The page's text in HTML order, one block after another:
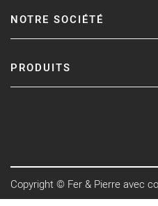
NOTRE SOCIÉTÉ
PRODUITS
Copyright © Fer & Pierre avec